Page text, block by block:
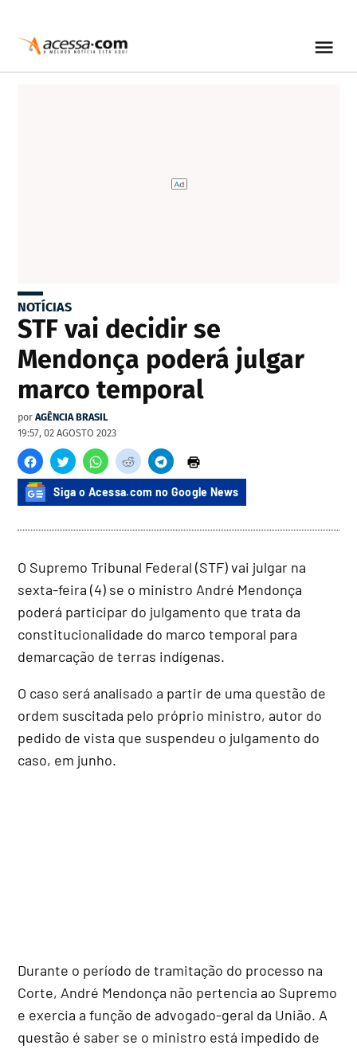
NOTÍCIAS
STF vai decidir se
Mendonça poderá julgar
marco temporal
por AGÊNCIA BRASIL
19:57, 02 AGOSTO 2023
Siga o Acessa.com no Google News
O Supremo Tribunal Federal (STF) vai julgar na
sexta-feira (4) se o ministro André Mendonça
poderá participar do julgamento que trata da
constitucionalidade do marco temporal para
demarcação de terras indígenas.
O caso será analisado a partir de uma questão de
ordem suscitada pelo próprio ministro, autor do
pedido de vista que suspendeu o julgamento do
caso, em junho.
Durante o período de tramitação do processo na
Corte, André Mendonça não pertencia ao Supremo
e exercia a função de advogado-geral da União. A
questão é saber se o ministro está impedido de